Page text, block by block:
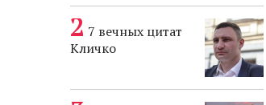
7 вечных цитат
Кличко